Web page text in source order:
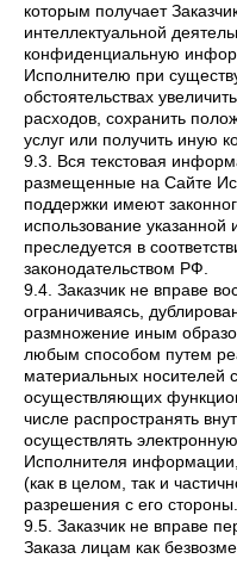
которым получает
интеллектуальной
конфиденциальную
Исполнителю при
обстоятельствах
расходов, сохранить
услуг или получить иную
9.3. Вся текстовая
размещенные на Сайте
поддержки имеют
использование
преследуется в
законодательством РФ.
9.4. Заказчик не вправе
ограничиваясь,
размножение иным
любым способом путем
материальных носителей
осуществляющих
числе распространять
осуществлять
Исполнителя
(как в целом, так и
разрешения с его стороны.
9.5. Заказчик не вправе
Заказа лицам как